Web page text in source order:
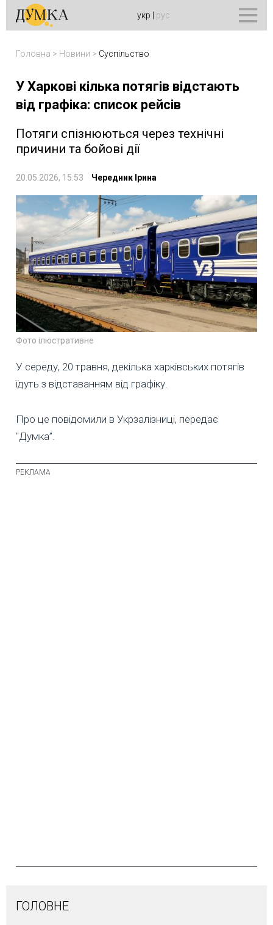
укр рус
Головна > Новини > Суспільство
У Харкові кілька потягів відстають
від графіка: список рейсів
Потяги спізнюються через технічні
причини та бойові дії
20.05.2026, 15:53 Чередник Ірина
Фото ілюстративне
У середу, 20 травня, декілька харківських потягів
їдуть з відставанням від графіку.
Про це повідомили в Укрзалізниці, передає
"Думка”.
ГОЛОВНЕ